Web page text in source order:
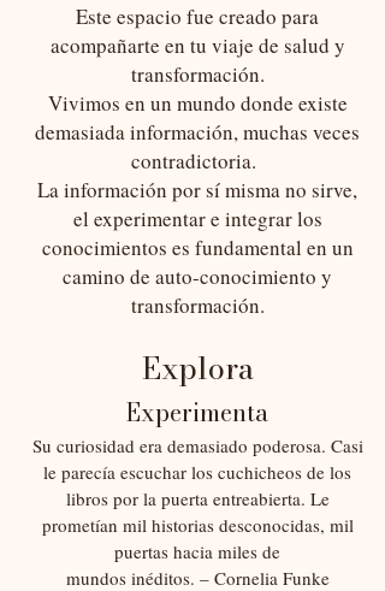
Este espacio fue creado para
acompañarte en tu viaje de salud y
transformación.
Vivimos en un mundo donde existe
demasiada información, muchas veces
contradictoria.
La información por sí misma no sirve,
el experimentar e integrar los
conocimientos es fundamental en un
camino de auto-conocimiento y
transformación.
Explora
Experimenta
Su curiosidad era demasiado poderosa. Casi
le parecía escuchar los cuchicheos de los
libros por la puerta entreabierta. Le
prometían mil historias desconocidas, mil
puertas hacia miles de
mundos inéditos. – Cornelia Funke